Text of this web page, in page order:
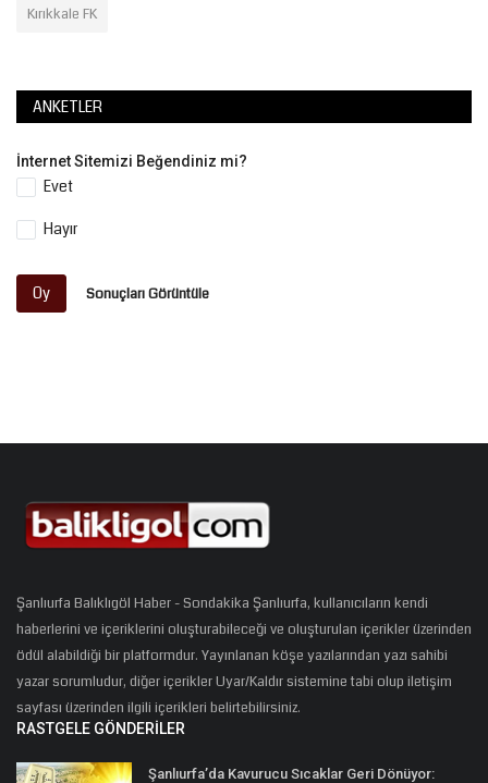
Kırıkkale FK
ANKETLER
İnternet Sitemizi Beğendiniz mi?
Evet
Hayır
Oy Sonuçları Görüntüle
Şanlıurfa Balıklıgöl Haber - Sondakika Şanlıurfa, kullanıcıların kendi
haberlerini ve içeriklerini oluşturabileceği ve oluşturulan içerikler üzerinden
ödül alabildiği bir platformdur. Yayınlanan köşe yazılarından yazı sahibi
yazar sorumludur, diğer içerikler Uyar/Kaldır sistemine tabi olup iletişim
sayfası üzerinden ilgili içerikleri belirtebilirsiniz.
RASTGELE GÖNDERILER
Şanlıurfa’da Kavurucu Sıcaklar Geri Dönüyor: